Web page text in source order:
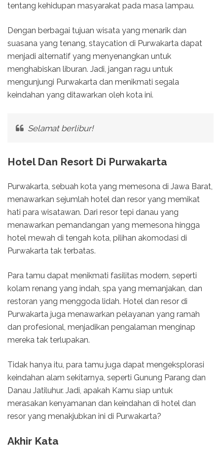
tentang kehidupan masyarakat pada masa lampau.
Dengan berbagai tujuan wisata yang menarik dan
suasana yang tenang, staycation di Purwakarta dapat
menjadi alternatif yang menyenangkan untuk
menghabiskan liburan. Jadi, jangan ragu untuk
mengunjungi Purwakarta dan menikmati segala
keindahan yang ditawarkan oleh kota ini.
Selamat berlibur!
Hotel Dan Resort Di Purwakarta
Purwakarta, sebuah kota yang memesona di Jawa Barat,
menawarkan sejumlah hotel dan resor yang memikat
hati para wisatawan. Dari resor tepi danau yang
menawarkan pemandangan yang memesona hingga
hotel mewah di tengah kota, pilihan akomodasi di
Purwakarta tak terbatas.
Para tamu dapat menikmati fasilitas modern, seperti
kolam renang yang indah, spa yang memanjakan, dan
restoran yang menggoda lidah. Hotel dan resor di
Purwakarta juga menawarkan pelayanan yang ramah
dan profesional, menjadikan pengalaman menginap
mereka tak terlupakan.
Tidak hanya itu, para tamu juga dapat mengeksplorasi
keindahan alam sekitarnya, seperti Gunung Parang dan
Danau Jatiluhur. Jadi, apakah Kamu siap untuk
merasakan kenyamanan dan keindahan di hotel dan
resor yang menakjubkan ini di Purwakarta?
Akhir Kata